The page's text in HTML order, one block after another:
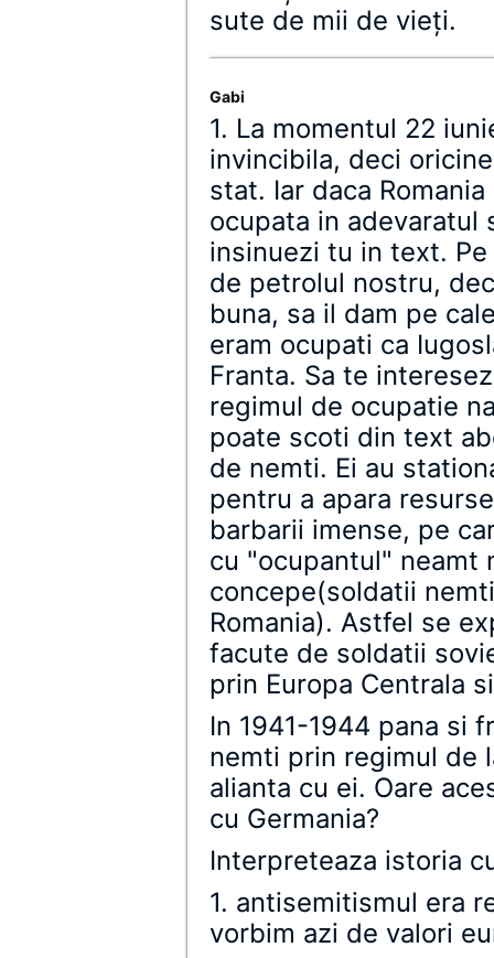
sute de mii de vieţi.
Gabi
1. La momentul 22
invincibila, deci
stat. Iar daca
ocupata in adevaratul
insinuezi tu in text.
de petrolul nostru,
buna, sa il dam pe
eram ocupati ca
Franta. Sa te
regimul de ocupatie
poate scoti din text
de nemti. Ei au
pentru a apara
barbarii imense, pe
cu "ocupantul" neamt
concepe(soldatii
Romania). Astfel se
facute de soldatii
prin Europa Centrala
In 1941-1944 pana si
nemti prin regimul de
alianta cu ei. Oare
cu Germania?
Interpreteaza istoria
1. antisemitismul era
vorbim azi de valori